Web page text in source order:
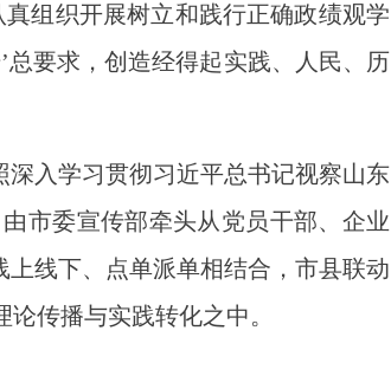
组织开展树立和践行正确政绩观学
要求，创造经得起实践、人民、历
入学习贯彻习近平总书记视察山东
市委宣传部牵头从党员干部、企业
线下、点单派单相结合，市县联动
传播与实践转化之中。